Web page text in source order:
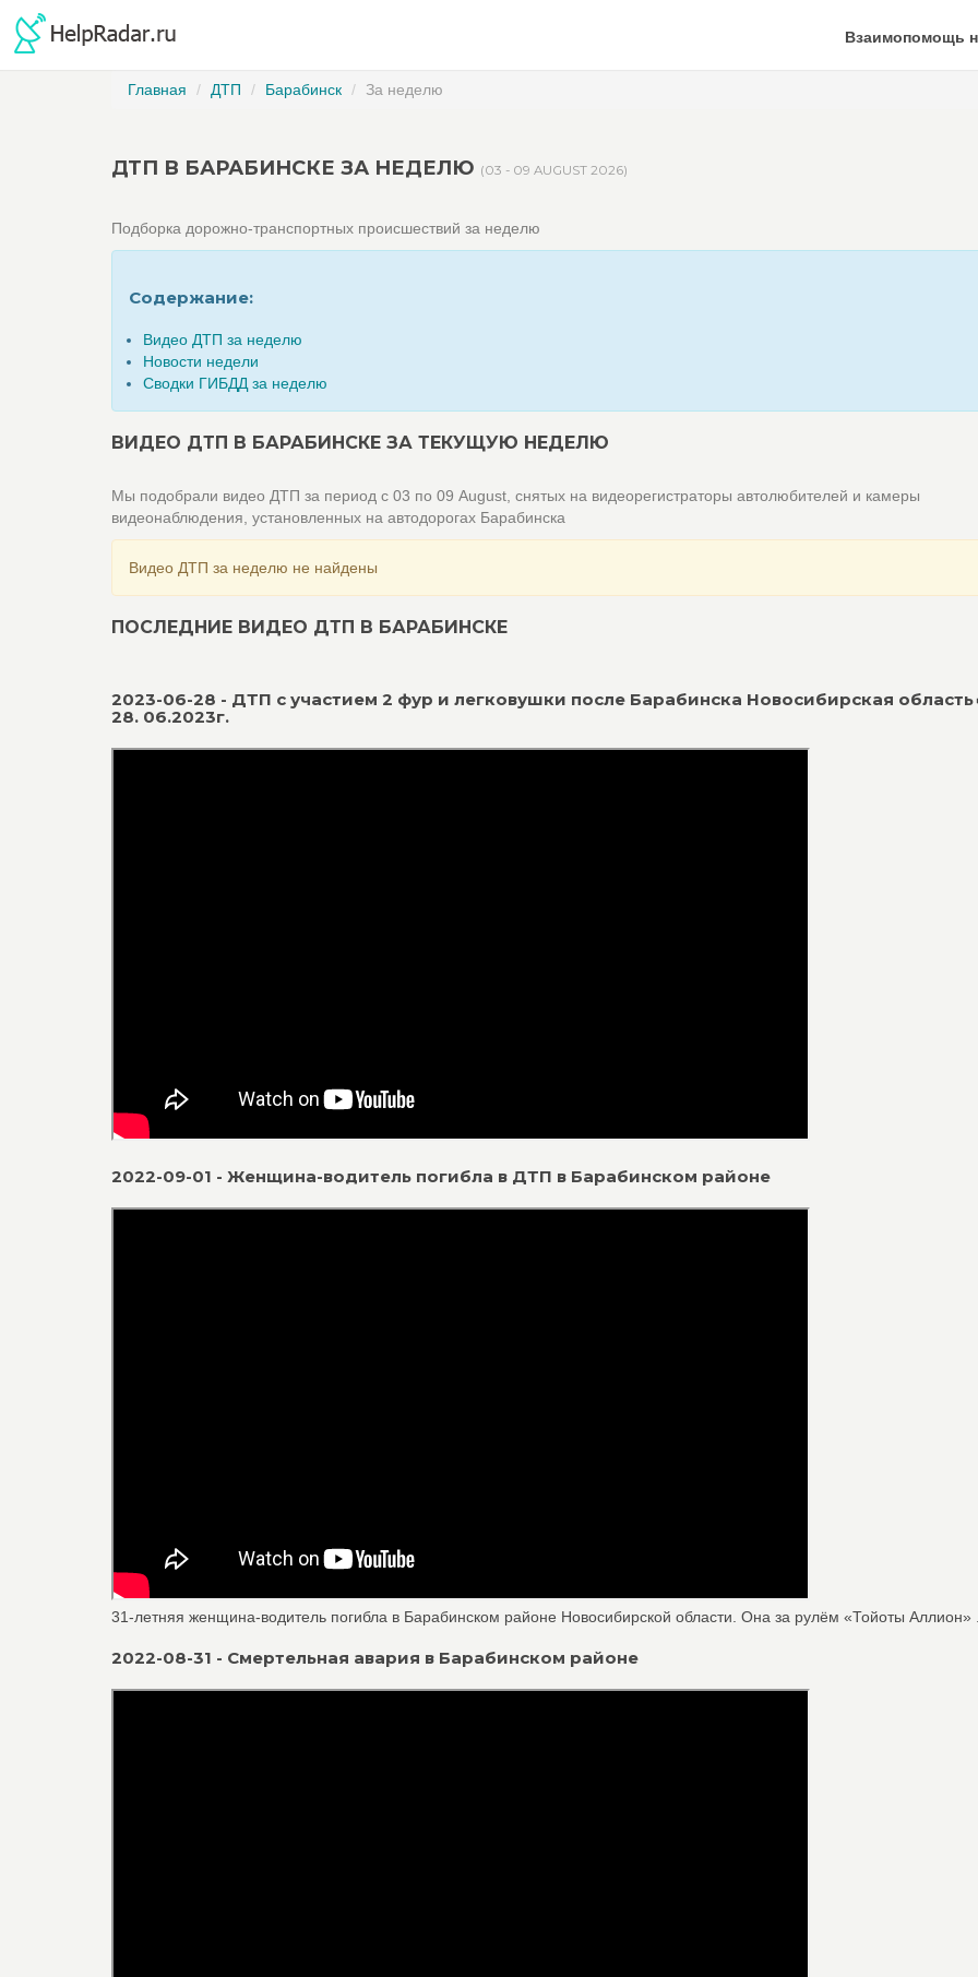
Взаимопомощь
Главная ДТП Барабинск За неделю
ДТП В БАРАБИНСКЕ ЗА НЕДЕЛЮ (03 - 09 AUGUST 2026)
Подборка дорожно-транспортных происшествий за неделю
Содержание:
Видео ДТП за неделю
Новости недели
Сводки ГИБДД за неделю
ВИДЕО ДТП В БАРАБИНСКЕ ЗА ТЕКУЩУЮ НЕДЕЛЮ
Мы подобрали видео ДТП за период с 03 по 09 August, снятых на видеорегистраторы автолюбителей и камеры
видеонаблюдения, установленных на автодорогах Барабинска
Видео ДТП за неделю не найдены
ПОСЛЕДНИЕ ВИДЕО ДТП В БАРАБИНСКЕ
2023-06-28 - ДТП с участием 2 фур и легковушки после Барабинска Новосибирская
28. 06.2023г.
2022-09-01 - Женщина-водитель погибла в ДТП в Барабинском районе
31-летняя женщина-водитель погибла в Барабинском районе Новосибирской области. Она за рулём «Тойоты Аллион»
2022-08-31 - Смертельная авария в Барабинском районе